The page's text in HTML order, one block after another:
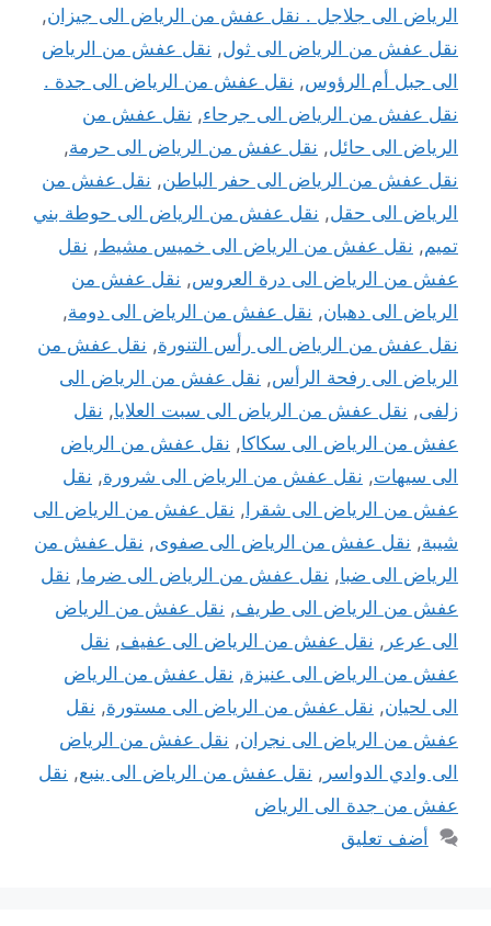
الرياض الى جلاجل . نقل عفش من الرياض الى جيزان,
نقل عفش من الرياض الى ثول, نقل عفش من الرياض
الى جبل أم الرؤوس, نقل عفش من الرياض الى جدة .
نقل عفش من الرياض الى جرحاء, نقل عفش من
الرياض الى حائل, نقل عفش من الرياض الى حرمة,
نقل عفش من الرياض الى حفر الباطن, نقل عفش من
الرياض الى حقل, نقل عفش من الرياض الى حوطة بني
تميم, نقل عفش من الرياض الى خميس مشيط, نقل
عفش من الرياض الى درة العروس, نقل عفش من
الرياض الى دهبان, نقل عفش من الرياض الى دومة,
نقل عفش من الرياض الى رأس التنورة, نقل عفش من
الرياض الى رفحة الرأس, نقل عفش من الرياض الى
زلفى, نقل عفش من الرياض الى سبت العلايا, نقل
عفش من الرياض الى سكاكا, نقل عفش من الرياض
الى سيهات, نقل عفش من الرياض الى شرورة, نقل
عفش من الرياض الى شقرا, نقل عفش من الرياض الى
شيبة, نقل عفش من الرياض الى صفوى, نقل عفش من
الرياض الى ضبا, نقل عفش من الرياض الى ضرما, نقل
عفش من الرياض الى طريف, نقل عفش من الرياض
الى عرعر , نقل عفش من الرياض الى عفيف, نقل
عفش من الرياض الى عنيزة, نقل عفش من الرياض
الى لحيان, نقل عفش من الرياض الى مستورة, نقل
عفش من الرياض الى نجران, نقل عفش من الرياض
الى وادي الدواسر , نقل عفش من الرياض الى ينبع, نقل
عفش من جدة الى الرياض
أضف تعليق